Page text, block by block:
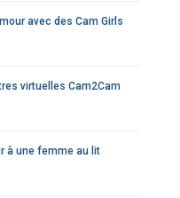
avec des Cam Girls
virtuelles Cam2Cam
à une femme au lit